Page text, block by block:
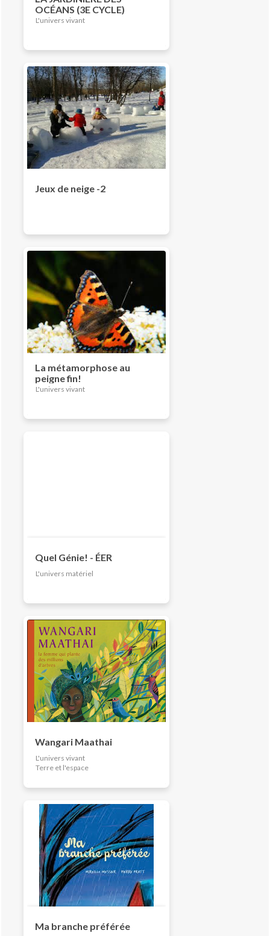
OCÉANS (3E CYCLE)
L'univers vivant
Jeux de neige -2
La métamorphose au
peigne fin!
L'univers vivant
Quel Génie! - ÉER
L'univers matériel
Wangari Maathai
L'univers vivant
Terre et l'espace
Ma branche préférée